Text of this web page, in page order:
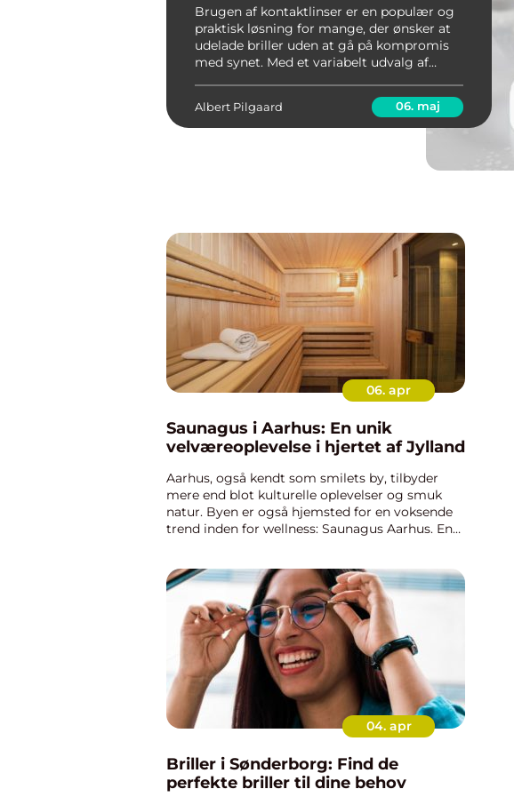
Brugen af kontaktlinser er en populær og
praktisk løsning for mange, der ønsker at
udelade briller uden at gå på kompromis
med synet. Med et variabelt udvalg af
Albert Pilgaard 06. maj
06. apr
Saunagus i Aarhus: En unik
velværeoplevelse i hjertet af Jylland
Aarhus, også kendt som smilets by, tilbyder
mere end blot kulturelle oplevelser og smuk
natur. Byen er også hjemsted for en voksende
trend inden for wellness: Saunagus Aarhus. En
04. apr
Briller i Sønderborg: Find de
perfekte briller til dine behov